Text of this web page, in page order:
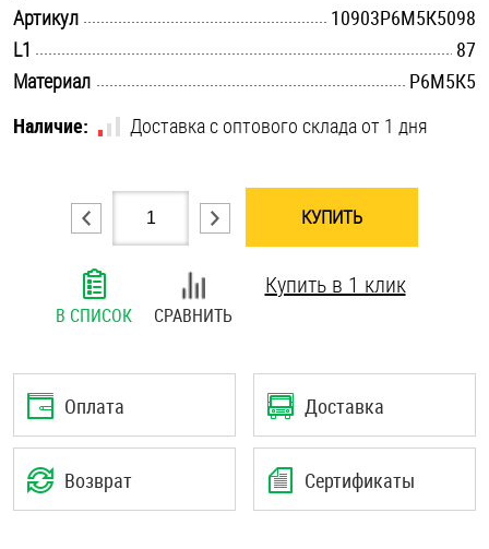
Хомуты
Шайбы
Шпильки
Штифты и пальцы
Артикул
10903Р6М5К5098
L1
87
Материал
Р6М5К5
Наличие:
Доставка с оптового склада от 1 дня
КУПИТЬ
В СПИСОК СРАВНИТЬ
Купить в 1 клик
Оплата Доставка
Возврат Сертификаты